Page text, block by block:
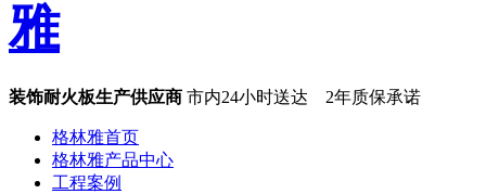
装饰耐火板生产供应商 市内24小时送达 2年质保承诺
格林雅首页
格林雅产品中心
工程案例